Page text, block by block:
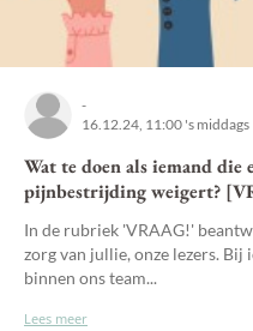
-
16.12.24, 11:00 's middags
Wat te doen als iemand
pijnbestrijding weigert?
In de rubriek 'VRAAG!'
zorg van jullie, onze lezers. Bij
binnen ons team...
Lees meer